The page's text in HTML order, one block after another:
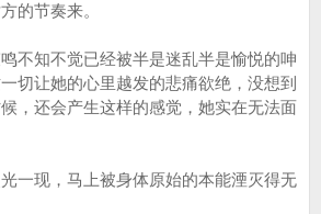
的节奏来。
知不觉已经被半是迷乱半是愉悦的呻
切让她的心里越发的悲痛欲绝，没想到
，还会产生这样的感觉，她实在无法面
现，马上被身体原始的本能湮灭得无